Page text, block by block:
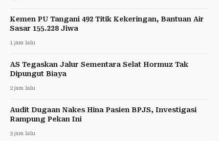
Kemen PU Tangani 492 Titik Kekeringan, Bantuan Air
Sasar 155.228 Jiwa
1 jam lalu
AS Tegaskan Jalur Sementara Selat Hormuz Tak
Dipungut Biaya
2 jam lalu
Audit Dugaan Nakes Hina Pasien BPJS, Investigasi
Rampung Pekan Ini
3 jam lalu